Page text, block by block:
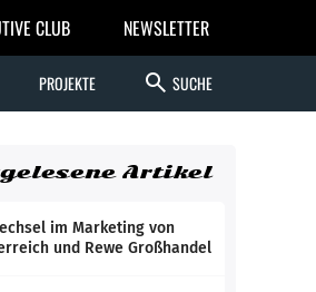
CLUB NEWSLETTER
PROJEKTE search SUCHE
Artikel
im Marketing von
und Rewe Großhandel